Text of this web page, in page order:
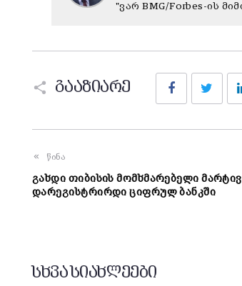
"ვარ BMG/Forbes-ის
გააზიარე
Facebook
წინა
გახდი თიბისის მომხმარებელი
დარეგისტრირდი ციფრულ ბანკში
სხვა სიახლეები